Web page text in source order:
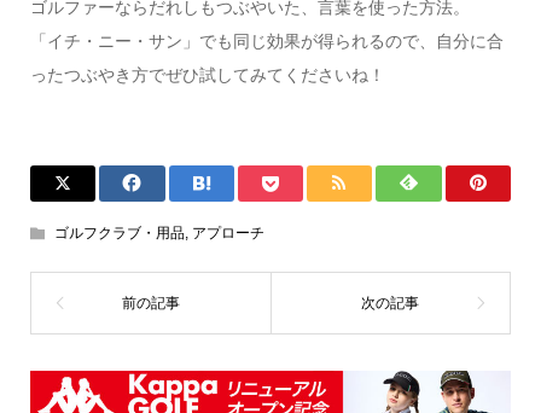
ゴルファーならだれしもつぶやいた、言葉を使った方法。
「イチ・ニー・サン」でも同じ効果が得られるので、自分に合
ったつぶやき方でぜひ試してみてくださいね！
ゴルフクラブ・用品, アプローチ